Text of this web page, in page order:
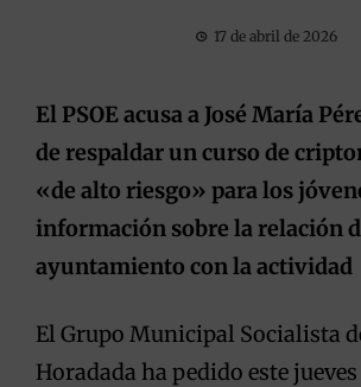
17 de abril de 2026
El PSOE acusa a José María
de respaldar un curso de
«de alto riesgo» para los
información sobre la relación
ayuntamiento con la actividad
El Grupo Municipal Socialista
Horadada ha pedido este